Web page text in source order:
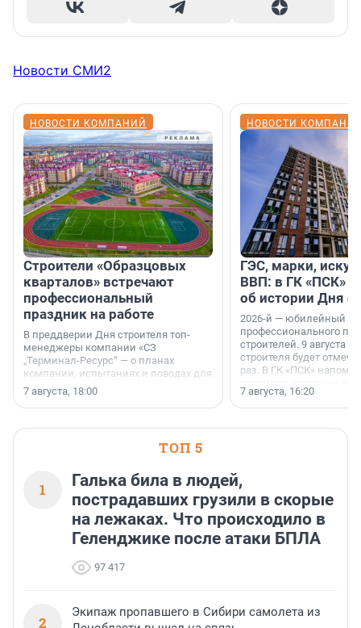
Новости СМИ2
НОВОСТИ КОМПАНИЙ
Строители «Образцовых
кварталов» встречают
профессиональный
праздник на работе
В преддверии Дня строителя топ-
менеджеры компании «СЗ
„Терминал-Ресурс“ — о планах
компании, испытаниях и поводах для
осторожного оптимизма.
7 августа, 18:00
НОВОСТИ
ГЭС, марки,
ВВП: в ГК «ПСК»
об истории Дня
2026-й — юбилейный
профессионального
строителей. 9 августа
строителя будет
раз. В ГК «ПСК»
поменялась роль
7 августа, 16:20
ТОП 5
1
Галька била в людей,
пострадавших грузили в скорые
на лежаках. Что происходило в
Геленджике после атаки БПЛА
97 417
2
Экипаж пропавшего в Сибири самолета из